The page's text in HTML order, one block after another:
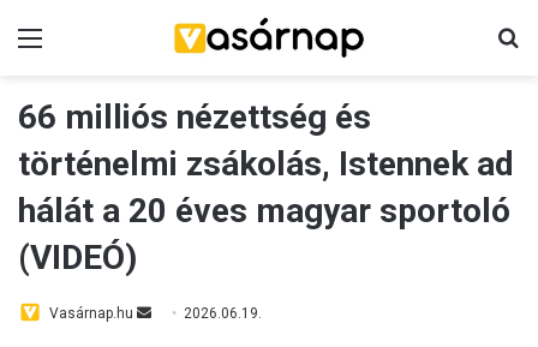
66 milliós nézettség és
történelmi zsákolás, Istennek ad
hálát a 20 éves magyar sportoló
(VIDEÓ)
Vasárnap.hu 2026.06.19.